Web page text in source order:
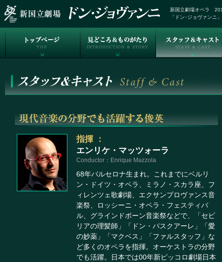
新国立劇場オペラ
「ドン･ジョヴァンニ
指揮 ：
エンリケ・マッツォーラ
Conductor：Enrique Mazzola
68年バルセロナ生まれ。これまでにベルリ
ン・ドイツ・オペラ、ミラノ・スカラ座、フ
ィレンツェ歌劇場、エクサンプロヴァンス音
楽祭、ロッシーニ・オペラ・フェスティバ
ル、グラインドボーン音楽祭などで、「セビ
リアの理髪師」「ドン・パスクアーレ」「愛
の妙薬」「マクベス」「ファルスタッフ」な
ど多くのオペラを指揮。オーケストラの分野
でも活躍。日本では00年新ピッコロ劇場日本